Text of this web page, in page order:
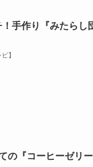
！手作り『みたらし
】
の『コーヒーゼリ